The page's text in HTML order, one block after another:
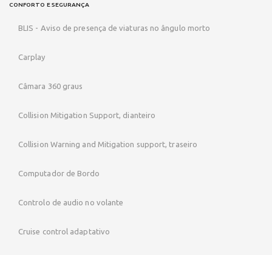
CONFORTO E SEGURANÇA
BLIS - Aviso de presença de viaturas no ângulo morto
Carplay
Câmara 360 graus
Collision Mitigation Support, dianteiro
Collision Warning and Mitigation support, traseiro
Computador de Bordo
Controlo de audio no volante
Cruise control adaptativo